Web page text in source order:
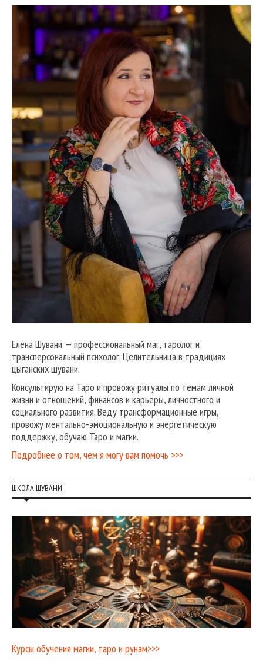
Елена Шувани — профессиональный маг, таролог и
трансперсональный психолог. Целительница в традициях
цыганских шувани.
Консультирую на Таро и провожу ритуалы по темам личной
жизни и отношений, финансов и карьеры, личностного и
социального развития. Веду трансформационные игры,
провожу ментально-эмоциональную и энергетическую
поддержку, обучаю Таро и магии.
Подробнее о том, чем я могу вам помочь >>>
ШКОЛА ШУВАНИ
Курсы обучения магии, таро и рунам>>>